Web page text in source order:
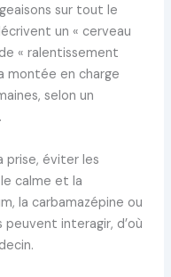
sur tout le
un « cerveau
« ralentissement
montée en charge
selon un
prise, éviter les
calme et la
la carbamazépine ou
peuvent interagir, d’où